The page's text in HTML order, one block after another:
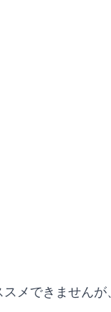
メできませんが